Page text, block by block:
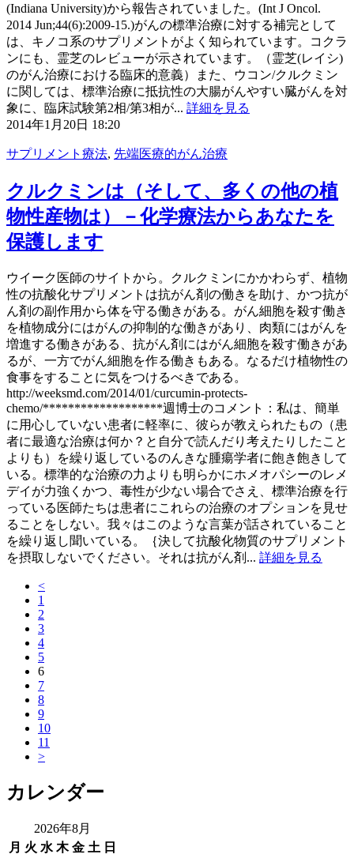
(Indiana University)から報告されていました。(Int J Oncol.
2014 Jun;44(6):2009-15.)がんの標準治療に対する補完として
は、キノコ系のサプリメントがよく知られています。コクラ
ンにも、霊芝のレビューが示されています。（霊芝(レイシ)
のがん治療における臨床的意義）また、ウコン/クルクミン
に関しては、標準治療に抵抗性の大腸がんやすい臓がんを対
象に、臨床試験第2相/第3相が... 詳細を見る
2014年1月20日 18:20
サプリメント療法, 先端医療的がん治療
クルクミンは（そして、多くの他の植
物性産物は）－化学療法からあなたを
保護します
ウイーク医師のサイトから。クルクミンにかかわらず、植物
性の抗酸化サプリメントは抗がん剤の働きを助け、かつ抗が
ん剤の副作用から体を守る働きがある。がん細胞を殺す働き
を植物成分にはがんの抑制的な働きがあり、肉類にはがんを
増進する働きがある、抗がん剤にはがん細胞を殺す働きがあ
るが、一方でがん細胞を作る働きもある。なるだけ植物性の
食事をすることに気をつけるべきである。
http://weeksmd.com/2014/01/curcumin-protects-
chemo/*******************週博士のコメント：私は、簡単
に用心していない患者に軽率に、彼らが教えられたもの（患
者に最適な治療は何か？と自分で読んだり考えたりしたこと
よりも）を繰り返しているのんきな腫瘍学者に飽き飽きして
いる。標準的な治療の力よりも明らかにホメオパシーのレメ
デイが力強くかつ、毒性が少ない場合でさえ、標準治療を行
っている医師たちは患者にこれらの治療のオプションを見せ
ることをしない。我々はこのような言葉が話されていること
を繰り返し聞いている。｛決して抗酸化物質のサプリメント
を摂取しないでください。それは抗がん剤... 詳細を見る
<
1
2
3
4
5
6
7
8
9
10
11
>
カレンダー
2026年8月
月 火 水 木 金 土 日